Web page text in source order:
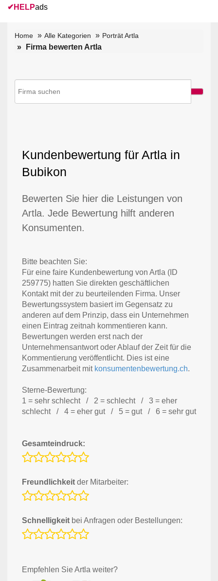
✔ HELPads
Home Alle Kategorien Porträt Artla
Firma bewerten Artla
Kundenbewertung für Artla in
Bubikon
Bewerten Sie hier die Leistungen von
Artla. Jede Bewertung hilft anderen
Konsumenten.
Bitte beachten Sie:
Für eine faire Kundenbewertung von Artla (ID
259775) hatten Sie direkten geschäftlichen
Kontakt mit der zu beurteilenden Firma. Unser
Bewertungssystem basiert im Gegensatz zu
anderen auf dem Prinzip, dass ein Unternehmen
einen Eintrag zeitnah kommentieren kann.
Bewertungen werden erst nach der
Unternehmensantwort oder Ablauf der Zeit für die
Kommentierung veröffentlicht. Dies ist eine
Zusammenarbeit mit konsumentenbewertung.ch.
Sterne-Bewertung:
1 = sehr schlecht / 2 = schlecht / 3 = eher
schlecht / 4 = eher gut / 5 = gut / 6 = sehr gut
Gesamteindruck:
Freundlichkeit der Mitarbeiter:
Schnelligkeit bei Anfragen oder Bestellungen:
Empfehlen Sie Artla weiter?